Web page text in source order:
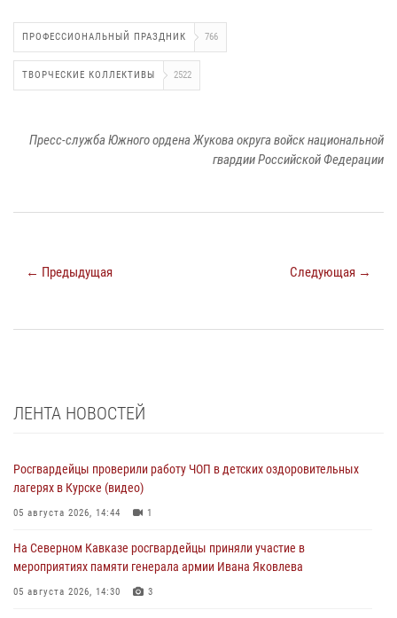
ПРОФЕССИОНАЛЬНЫЙ ПРАЗДНИК 766
ТВОРЧЕСКИЕ КОЛЛЕКТИВЫ 2522
Пресс-служба Южного ордена Жукова округа войск национальной
гвардии Российской Федерации
← Предыдущая Следующая →
ЛЕНТА НОВОСТЕЙ
Росгвардейцы проверили работу ЧОП в детских оздоровительных
лагерях в Курске (видео)
05 августа 2026, 14:44 1
На Северном Кавказе росгвардейцы приняли участие в
мероприятиях памяти генерала армии Ивана Яковлева
05 августа 2026, 14:30 3